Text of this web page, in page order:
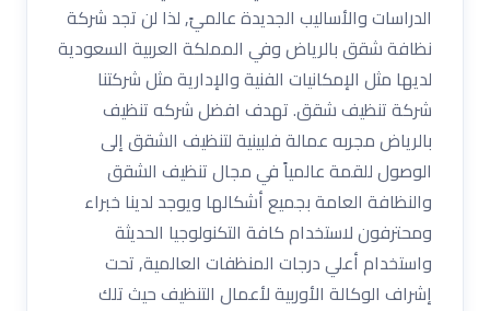
الدراسات والأساليب الجديدة عالميً, لذا لن تجد شركة
نظافة شقق بالرياض وفي المملكة العربية السعودية
لديها مثل الإمكانيات الفنية والإدارية مثل شركتنا
شركة تنظيف شقق. تهدف افضل شركه تنظيف
بالرياض مجربه عمالة فلبينية لتنظيف الشقق إلى
الوصول للقمة عالمياً في مجال تنظيف الشقق
والنظافة العامة بجميع أشكالها ويوجد لدينا خبراء
ومحترفون لاستخدام كافة التكنولوجيا الحديثة
واستخدام أعلي درجات المنظفات العالمية, تحت
إشراف الوكالة الأوربية لأعمال التنظيف حيث تلك